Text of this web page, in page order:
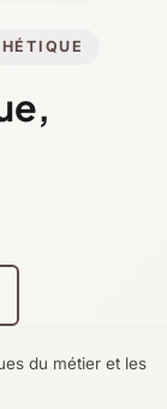
du métier et les